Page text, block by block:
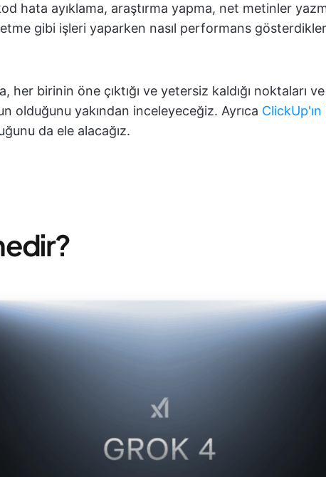
hata ayıklama, araştırma yapma, net metinler
gibi işleri yaparken nasıl performans
her birinin öne çıktığı ve yetersiz kaldığı noktaları
olduğunu yakından inceleyeceğiz. Ayrıca ClickUp'ın
da ele alacağız.